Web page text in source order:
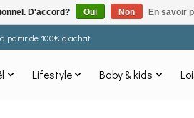
partir de 100€ d'achat.
Lifestyle Baby & kids
D'accord? Oui Non En savoir